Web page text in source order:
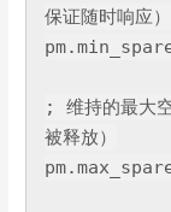
保证随时响应）
; 维持的最大
被释放）